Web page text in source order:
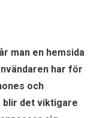
man en hemsida
har för
och
blir det viktigare